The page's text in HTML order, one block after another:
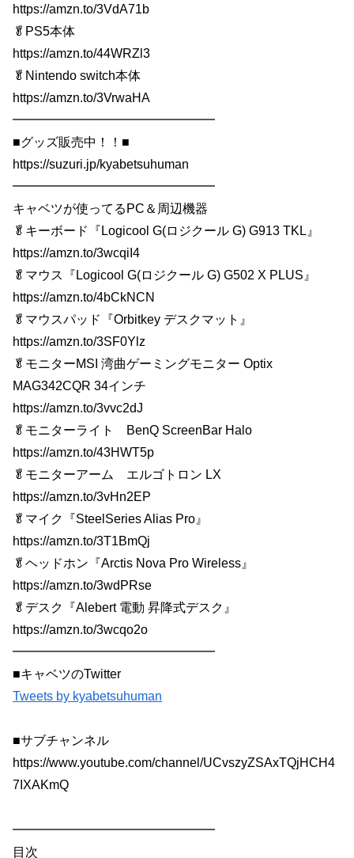
https://amzn.to/3VdA71b
🥬PS5本体
https://amzn.to/44WRZl3
🥬Nintendo switch本体
https://amzn.to/3VrwaHA
━━━━━━━━━━━━━━━━
■グッズ販売中！！■
https://suzuri.jp/kyabetsuhuman
━━━━━━━━━━━━━━━━
キャベツが使ってるPC＆周辺機器
🥬キーボード『Logicool G(ロジクール G) G913 TKL』
https://amzn.to/3wcqiI4
🥬マウス『Logicool G(ロジクール G) G502 X PLUS』
https://amzn.to/4bCkNCN
🥬マウスパッド『Orbitkey デスクマット』
https://amzn.to/3SF0Ylz
🥬モニターMSI 湾曲ゲーミングモニター Optix
MAG342CQR 34インチ
https://amzn.to/3vvc2dJ
🥬モニターライト BenQ ScreenBar Halo
https://amzn.to/43HWT5p
🥬モニターアーム エルゴトロン LX
https://amzn.to/3vHn2EP
🥬マイク『SteelSeries Alias Pro』
https://amzn.to/3T1BmQj
🥬ヘッドホン『Arctis Nova Pro Wireless』
https://amzn.to/3wdPRse
🥬デスク『Alebert 電動 昇降式デスク』
https://amzn.to/3wcqo2o
━━━━━━━━━━━━━━━━
■キャベツのTwitter
Tweets by kyabetsuhuman
■サブチャンネル
https://www.youtube.com/channel/UCvszyZSAxTQjHCH4
7IXAKmQ
━━━━━━━━━━━━━━━━
目次